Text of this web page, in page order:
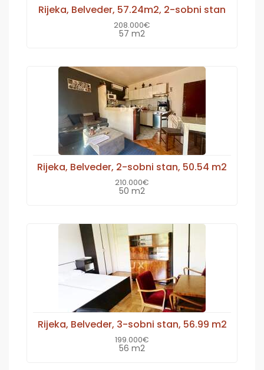
Rijeka, Belveder, 57.24m2, 2-sobni stan
208.000€
57 m2
Rijeka, Belveder, 2-sobni stan, 50.54 m2
210.000€
50 m2
Rijeka, Belveder, 3-sobni stan, 56.99 m2
199.000€
56 m2